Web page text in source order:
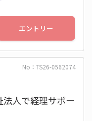
エントリー
No：TS26-0562074
人で経理サポー